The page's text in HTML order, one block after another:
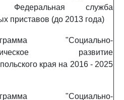
Федеральная служба
приставов (до 2013 года)
"Социально-
развитие
края на 2016 - 2025
"Социально-